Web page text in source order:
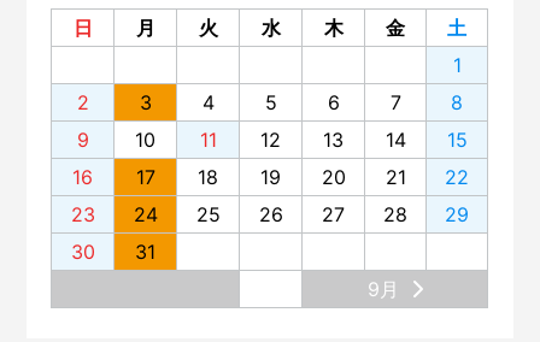
日 月 火 水 木 金
土
1
2
3 4 5 6 7
8
9
10 11 12 13 14
15
16
17 18 19 20 21
22
23
24 25 26 27 28
29
30
31
9月